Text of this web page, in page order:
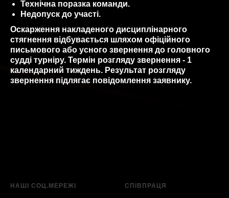
Технічна поразка команди.
Недопуск до участі.
Оскарження накладеного дисциплінарного
стягнення відбувається шляхом офіційного
письмового або усного звернення до головного
судді турніру. Термін розгляду звернення - 1
календарний тиждень. Результат розгляду
звернення підлягає повідомлення заявнику.
НАШІ СОЦ.МЕРЕЖІ СПІВПРАЦЯ